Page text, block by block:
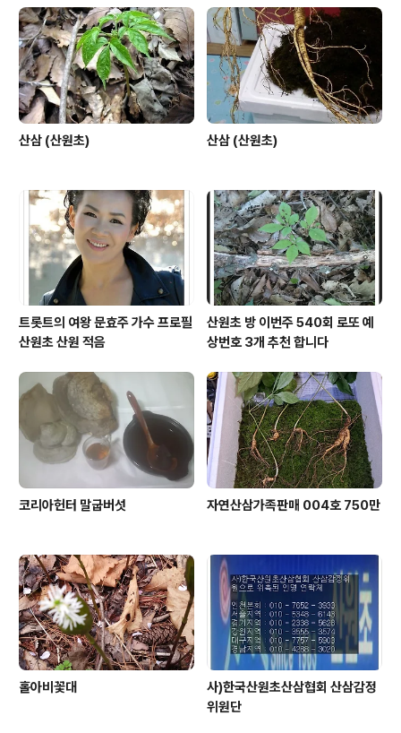
된 정신적인 고통을 치유해주는 그런 샤머니즘의 역사가
바로 우리 한국의 역사일지도 모른다. 산원은 종교가 있다
면 당당히 난 무당이요라고 한다. 두번째 천직은 산삼을 캐
는 심마니요 ... 세상의 아픔 마..
산삼 (산원초) 산삼 (산원초)
트롯트의 여왕 문효주 가수 프로필
산원초 산원 적음
산원초 방 이번주 540회 로또 예
상번호 3개 추천 합니다
코리아헌터 말굽버섯 자연산삼가족판매 004호 750만
홀아비꽃대
사)한국산원초산삼협회 산삼감정
위원단